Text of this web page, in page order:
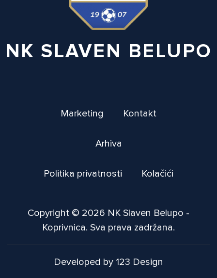
NK SLAVEN BELUPO
Marketing Kontakt
Arhiva
Politika privatnosti Kolačići
Copyright © 2026 NK Slaven Belupo -
Koprivnica. Sva prava zadržana.
Developed by 123 Design